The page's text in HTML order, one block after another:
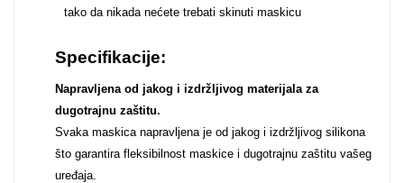
tako da nikada nećete trebati skinuti maskicu
Specifikacije:
Napravljena od jakog i izdržljivog materijala za
dugotrajnu zaštitu.
Svaka maskica napravljena je od jakog i izdržljivog silikona
što garantira fleksibilnost maskice i dugotrajnu zaštitu vašeg
uređaja.
Dječji motivi